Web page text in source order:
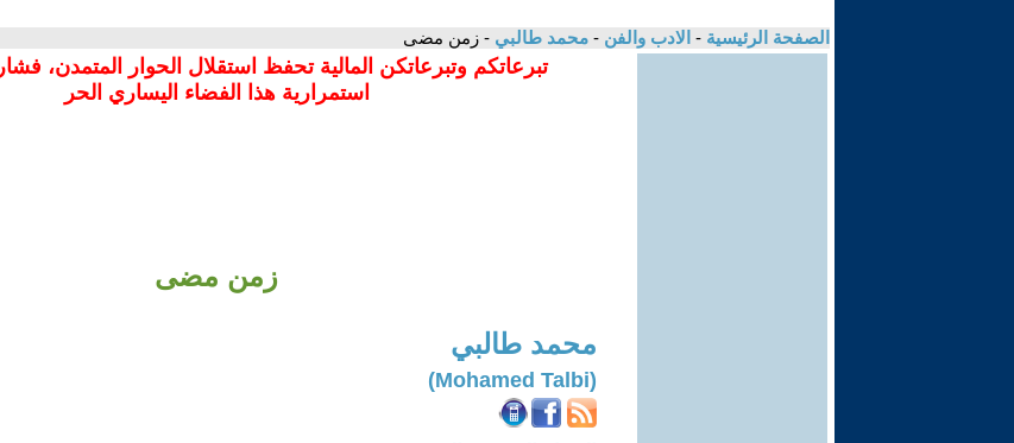
الصفحة الرئيسية - الادب والفن - محمد طالبي - زمن مضى
تبرعاتكم وتبرعاتكن المالية تحفظ استقلال الحوار المتمدن،
استمرارية هذا الفضاء اليساري الحر
زمن مضى
محمد طالبي
(Mohamed Talbi)